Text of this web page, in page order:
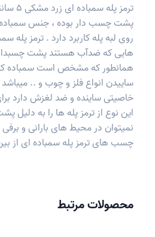
ترمز
پشت چسب دار بوده ، جنس
روی لبه پله کاربرد دارد . ترمز
هایی که ضدآب هستند پشت
همانطور که مشخص است سمباده
ساییدن انواع فلز و چوب و .. میباشد
خاصیتی ساینده و ضد لغزش دارد
این نوع از ترمز پله ها را به
نمیتوان در محیط های بارانی و
چسب های ترمز پله سمباده ای از
محصولات مرتبط